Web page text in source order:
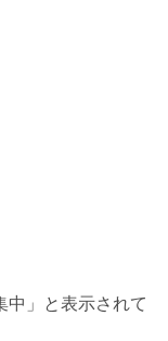
」と表示されて